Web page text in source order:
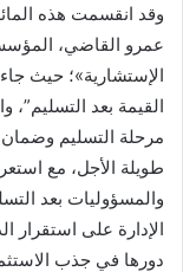
وقد انقسمت هذه
الإستشارية»؛ حيث
القيمة بعد
مرحلة التسليم وضمان
طويلة الأجل، مع
والمسؤوليات بعد
الإدارة على استقرار
دورها في جذب